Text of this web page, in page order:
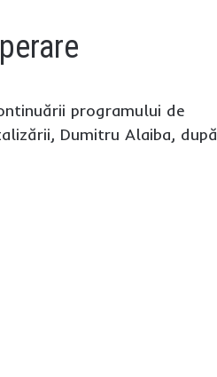
programului de
Dumitru Alaiba, după